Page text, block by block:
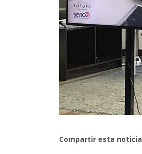
Compartir esta noticia